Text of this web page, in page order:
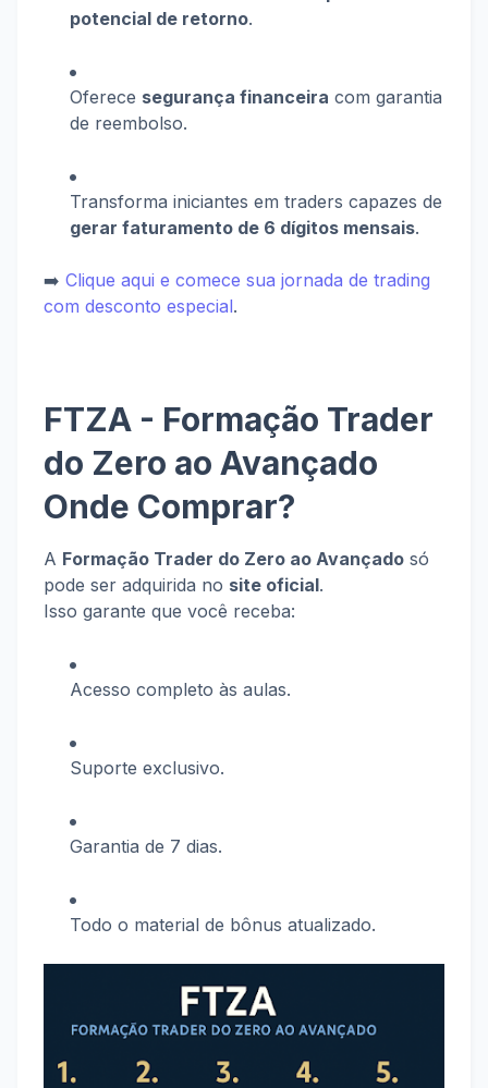
potencial de retorno.
Oferece segurança financeira com garantia
de reembolso.
Transforma iniciantes em traders capazes de
gerar faturamento de 6 dígitos mensais.
➡️ Clique aqui e comece sua jornada de trading
com desconto especial.
FTZA - Formação Trader
do Zero ao Avançado
Onde Comprar?
A Formação Trader do Zero ao Avançado só
pode ser adquirida no site oficial.
Isso garante que você receba:
Acesso completo às aulas.
Suporte exclusivo.
Garantia de 7 dias.
Todo o material de bônus atualizado.